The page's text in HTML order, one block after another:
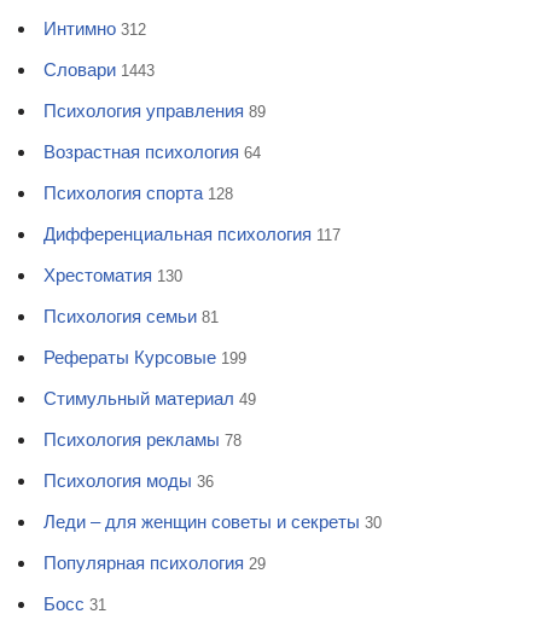
Интимно 312
Словари 1443
Психология управления 89
Возрастная психология 64
Психология спорта 128
Дифференциальная психология 117
Хрестоматия 130
Психология семьи 81
Рефераты Курсовые 199
Стимульный материал 49
Психология рекламы 78
Психология моды 36
Леди – для женщин советы и секреты 30
Популярная психология 29
Босс 31